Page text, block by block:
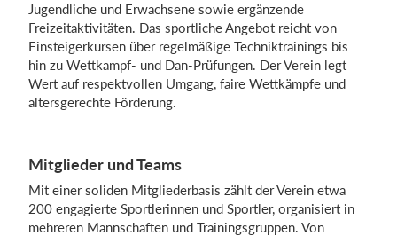
Einloggen
Jugendliche und Erwachsene sowie ergänzende
Freizeitaktivitäten. Das sportliche Angebot reicht von
Einsteigerkursen über regelmäßige Techniktrainings bis
hin zu Wettkampf- und Dan-Prüfungen. Der Verein legt
Wert auf respektvollen Umgang, faire Wettkämpfe und
altersgerechte Förderung.
Mitglieder und Teams
Mit einer soliden Mitgliederbasis zählt der Verein etwa
200 engagierte Sportlerinnen und Sportler, organisiert in
mehreren Mannschaften und Trainingsgruppen. Von